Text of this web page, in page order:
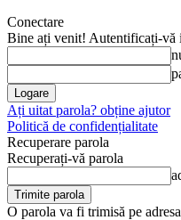
Conectare
Bine ați venit! Autentificați-vă
Ați uitat parola? obține ajutor
Politică de confidențialitate
Recuperare parola
Recuperați-vă parola
O parola va fi trimisă pe